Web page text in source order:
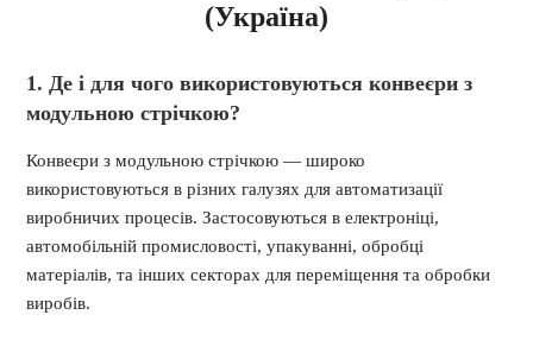
(Україна)
1. Де і для чого використовуються конвеєри з
модульною стрічкою?
Конвеєри з модульною стрічкою — широко
використовуються в різних галузях для автоматизації
виробничих процесів. Застосовуються в електроніці,
автомобільній промисловості, упакуванні, обробці
матеріалів, та інших секторах для переміщення та обробки
виробів.